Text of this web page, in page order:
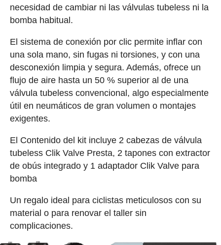
necesidad de cambiar ni las válvulas tubeless ni la
bomba habitual.
El sistema de conexión por clic permite inflar con
una sola mano, sin fugas ni torsiones, y con una
desconexión limpia y segura. Además, ofrece un
flujo de aire hasta un 50 % superior al de una
válvula tubeless convencional, algo especialmente
útil en neumáticos de gran volumen o montajes
exigentes.
El Contenido del kit incluye 2 cabezas de válvula
tubeless Clik Valve Presta, 2 tapones con extractor
de obús integrado y 1 adaptador Clik Valve para
bomba
Un regalo ideal para ciclistas meticulosos con su
material o para renovar el taller sin
complicaciones.